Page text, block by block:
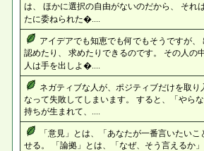
は、 ほかに選択の自由がないのだから、 それ
たに委ねられた�....
アイデアでも知恵でも何でもそうですが
認めたり、 求めたりできるのです。 その人の
人は手を出しよ�....
ネガティブな人が、ポジティブだけを取
なって失敗してしまいます。 すると、「やら
持ちが生まれて、....
「意見」とは、「あなたが一番言いたい
せる。 「論拠」とは、「なぜ、そう言えるか